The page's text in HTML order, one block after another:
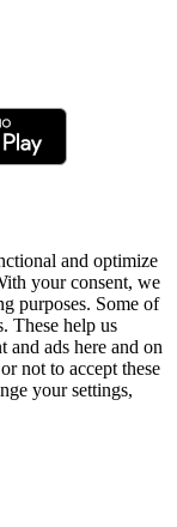
and optimize
your consent, we
purposes. Some of
These help us
ads here and on
not to accept these
your settings,